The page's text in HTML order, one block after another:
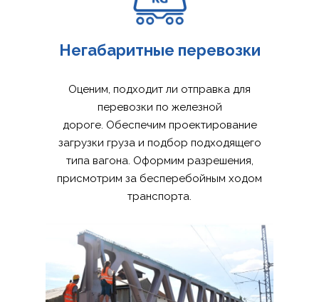
Негабаритные перевозки
Оценим, подходит ли отправка для
перевозки по железной
дороге. Обеспечим проектирование
загрузки груза и подбор подходящего
типа вагона. Оформим разрешения,
присмотрим за бесперебойным ходом
транспорта.